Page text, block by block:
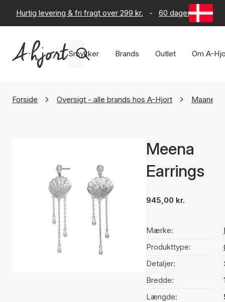
Hurtig levering & fri fragt over 299 kr. - 60 dages returret
Smykker Brands Outlet Om A-
Forside Oversigt - alle brands hos A-Hjort
Meena
Earrings
945,00 kr.
Mærke:
Produkttype:
Detaljer:
Bredde:
Længde: